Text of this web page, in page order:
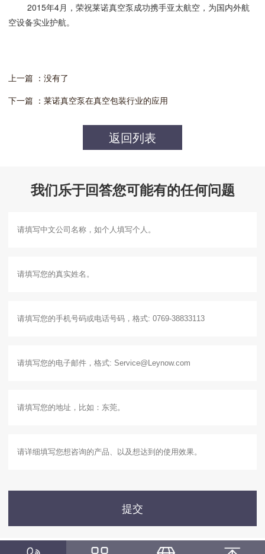
2015年4月，荣祝莱诺真空泵成功携手亚太航空，为国内外航
空设备实业护航。
上一篇 ：没有了
下一篇 ：莱诺真空泵在真空包装行业的应用
返回列表
我们乐于回答您可能有的任何问题